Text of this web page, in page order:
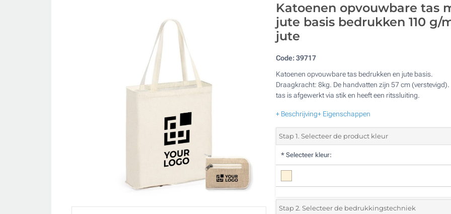
Katoenen opvouwbare tas
jute basis bedrukken 110 g/
jute
Code:39717
Katoenen opvouwbare tas bedrukken en jute basis.
Draagkracht: 8kg. De handvatten zijn 57 cm (verstevigd).
tas is afgewerkt via stik en heeft een ritssluiting.
+ Beschrijving+ Eigenschappen
Stap 1. Selecteer de product kleur
* Selecteer kleur:
Stap 2. Selecteer de bedrukkingstechniek